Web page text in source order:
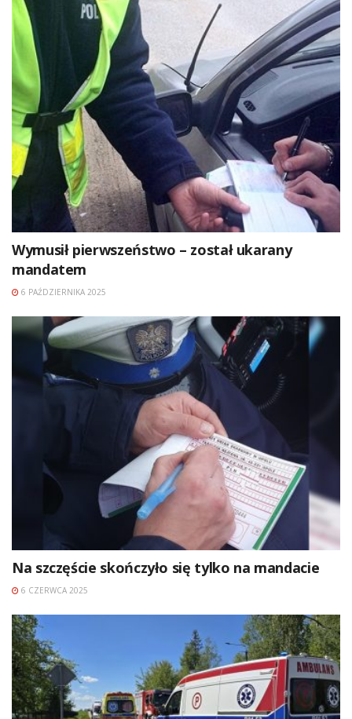
Wymusił pierwszeństwo – został ukarany
mandatem
6 PAŹDZIERNIKA 2025
Na szczęście skończyło się tylko na mandacie
6 CZERWCA 2025